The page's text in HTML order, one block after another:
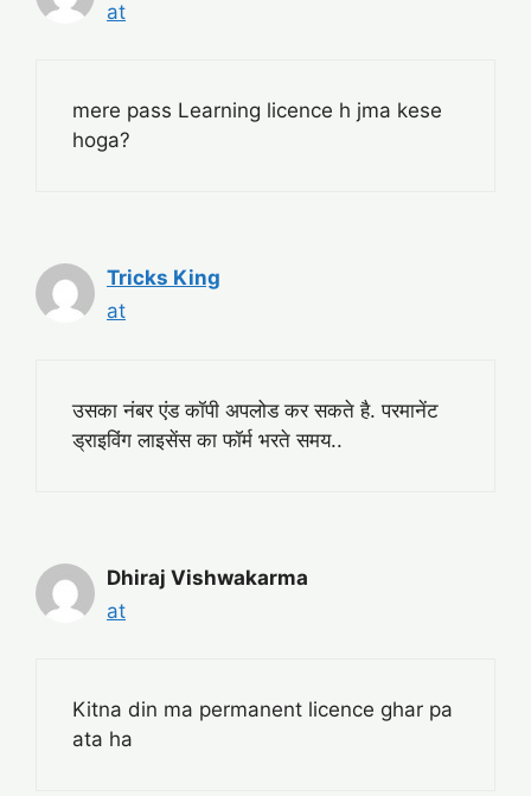
at
mere pass Learning licence h jma kese
hoga?
Tricks King
at
उसका नंबर एंड कॉपी अपलोड कर सकते है. परमानेंट
ड्राइविंग लाइसेंस का फॉर्म भरते समय..
Dhiraj Vishwakarma
at
Kitna din ma permanent licence ghar pa
ata ha